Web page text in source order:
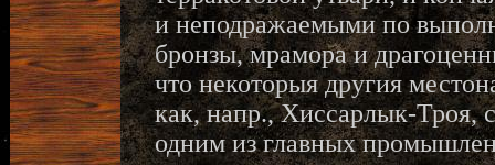
и неподражаемыми по
бронзы, мрамора и
что некоторыя другия
как, напр., Хиссарлык-Троя,
одним из главных